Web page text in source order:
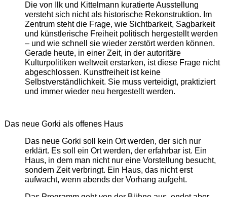
Die von Ilk und Kittelmann kuratierte Ausstellung
versteht sich nicht als historische Rekonstruktion. Im
Zentrum steht die Frage, wie Sichtbarkeit, Sagbarkeit
und künstlerische Freiheit politisch hergestellt werden
– und wie schnell sie wieder zerstört werden können.
Gerade heute, in einer Zeit, in der autoritäre
Kulturpolitiken weltweit erstarken, ist diese Frage nicht
abgeschlossen. Kunstfreiheit ist keine
Selbstverständlichkeit. Sie muss verteidigt, praktiziert
und immer wieder neu hergestellt werden.
Das neue Gorki als offenes Haus
Das neue Gorki soll kein Ort werden, der sich nur
erklärt. Es soll ein Ort werden, der erfahrbar ist. Ein
Haus, in dem man nicht nur eine Vorstellung besucht,
sondern Zeit verbringt. Ein Haus, das nicht erst
aufwacht, wenn abends der Vorhang aufgeht.